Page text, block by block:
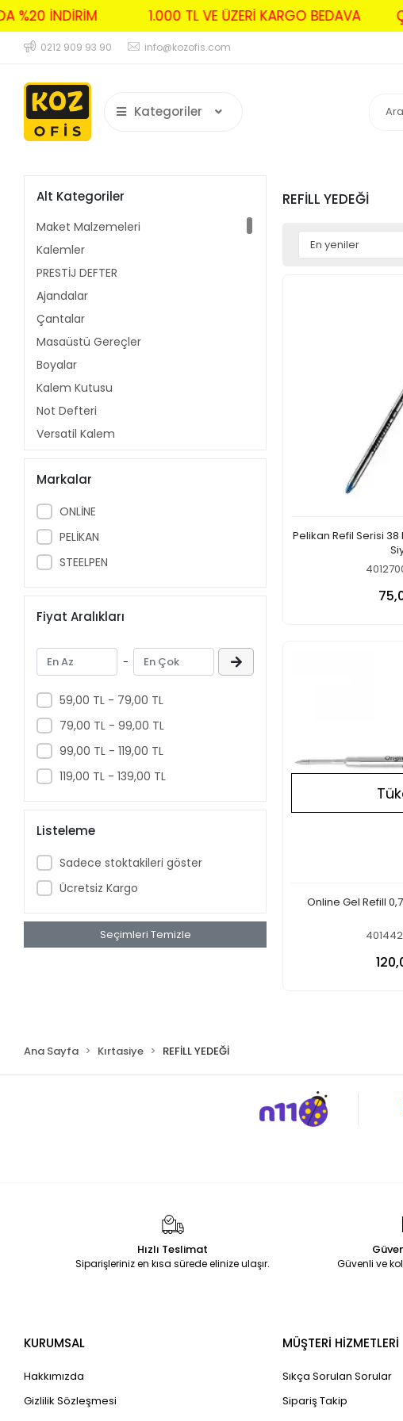
%20 İNDİRİM 1.000 TL VE ÜZERİ KARGO BEDAVA
0212 909 93 90 info@kozofis.com
Kategoriler
Alt Kategoriler
Maket Malzemeleri
Kalemler
PRESTİJ DEFTER
Ajandalar
Çantalar
Masaüstü Gereçler
Boyalar
Kalem Kutusu
Not Defteri
Versatil Kalem
Kartonlar
Süsler
KUMBARA
Hobi
Defterler
Sıvı Yapıştırıcı
ÇELİK LUNCH BOX
Zarflar
Sulu Boya
Okul Defterleri
Fosforlu Kalem
Hediye Kutuları
Ofis ve İş Gereçleri
OYUN KARTLARI
Dolma Kalem
Bant Makineleri
Sanat
Not Kağıtları
KALEM
Matbuu Evraklar
Markalar
ONLİNE
PELİKAN
STEELPEN
Fiyat Aralıkları
-
59,00 TL - 79,00 TL
79,00 TL - 99,00 TL
99,00 TL - 119,00 TL
119,00 TL - 139,00 TL
Listeleme
Sadece stoktakileri göster
Ücretsiz Kargo
Seçimleri Temizle
REFİLL YEDEĞİ
Pelikan Refil Serisi
Online Gel Refill
Ana Sayfa Kırtasiye REFİLL YEDEĞİ
Hızlı Teslimat
Siparişleriniz en kısa sürede elinize ulaşır. Güvenli ve
KURUMSAL
Hakkımızda
Gizlilik Sözleşmesi
MÜŞTERİ HİZMETLERİ
Sıkça Sorulan Sorular
Sipariş Takip